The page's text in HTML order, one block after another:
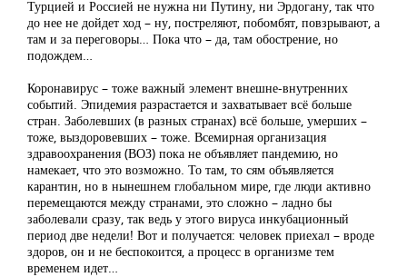
Турцией и Россией не нужна ни Путину, ни Эрдогану, так что
до нее не дойдет ход – ну, постреляют, побомбят, повзрывают, а
там и за переговоры… Пока что – да, там обострение, но
подождем…
Коронавирус – тоже важный элемент внешне-внутренних
событий. Эпидемия разрастается и захватывает всё больше
стран. Заболевших (в разных странах) всё больше, умерших –
тоже, выздоровевших – тоже. Всемирная организация
здравоохранения (ВОЗ) пока не объявляет пандемию, но
намекает, что это возможно. То там, то сям объявляется
карантин, но в нынешнем глобальном мире, где люди активно
перемещаются между странами, это сложно – ладно бы
заболевали сразу, так ведь у этого вируса инкубационный
период две недели! Вот и получается: человек приехал – вроде
здоров, он и не беспокоится, а процесс в организме тем
временем идет…